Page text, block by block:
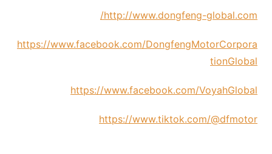
http://www.dongfeng-global.com/
https://www.facebook.com/DongfengMotorCorpora
tionGlobal
https://www.facebook.com/VoyahGlobal
https://www.tiktok.com/@dfmotor